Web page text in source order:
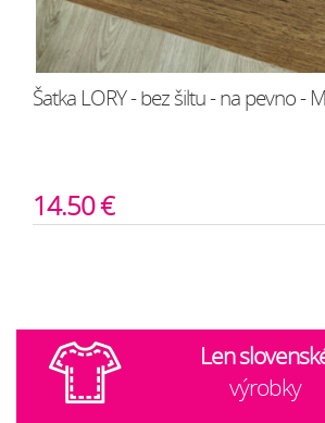
Šatka LORY - bez šiltu - na pevno -
14.50 €
Len
výrobky